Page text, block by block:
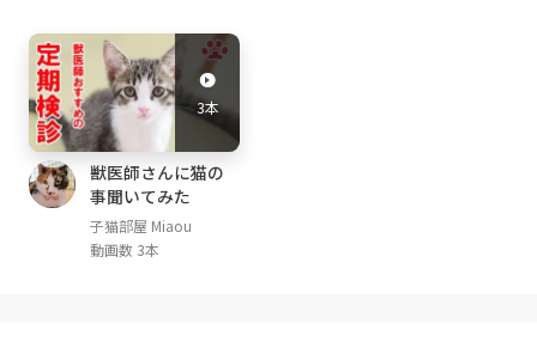
0-)
るい Louis (黒白ハチワレ Bicolor(Tuxedo) ; A
pril, 2020-)
[猫部屋]
みけ Mi-ke (三毛猫 calico, female ♀; May, 201
4- )
くろ Kuro (黒猫 black, male ♂; October, 2014
3本
獣医師さんに猫の
事聞いてみた
子猫部屋 Miaou
動画数 3本